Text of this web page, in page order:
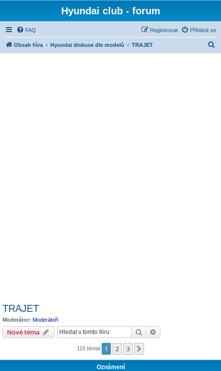
Hyundai club - forum
FAQ Přihlásit se
Registrovat
Obsah fóra Hyundai diskuse dle modelů TRAJET
TRAJET
Moderátor: Moderátoři
Nové téma Hledat
115 témat 1 2 3
Oznámení